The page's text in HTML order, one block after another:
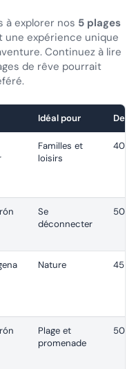
à explorer nos 5 plages
une expérience unique
Continuez à lire
de rêve pourrait
Idéal pour
Familles et
loisirs
Se
déconnecter
Nature
Plage et
promenade